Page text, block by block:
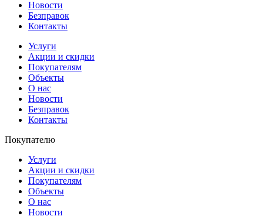
Новости
Безправок
Контакты
Услуги
Акции и скидки
Покупателям
Объекты
О нас
Новости
Безправок
Контакты
Покупателю
Услуги
Акции и скидки
Покупателям
Объекты
О нас
Новости